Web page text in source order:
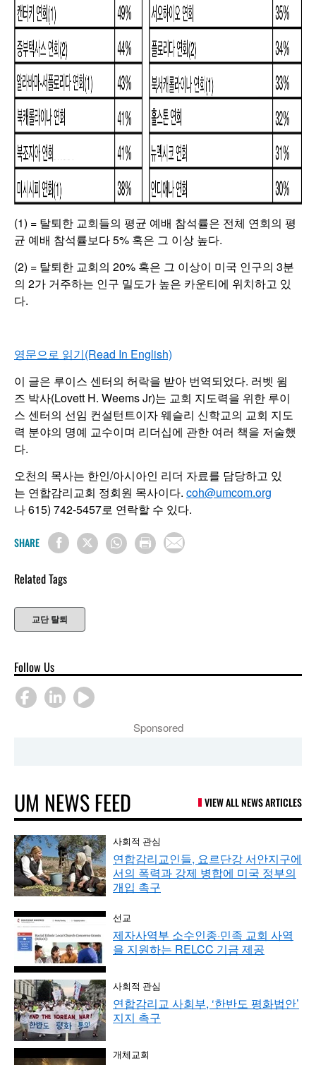
(1) = 탈퇴한 교회들의 평균 예배 참석률은 전체 연회의 평
균 예배 참석률보다 5% 혹은 그 이상 높다.
(2) = 탈퇴한 교회의 20% 혹은 그 이상이 미국 인구의 3분
의 2가 거주하는 인구 밀도가 높은 카운티에 위치하고 있
다.
영문으로 읽기(Read In English)
이 글은 루이스 센터의 허락을 받아 번역되었다. 러벳 윔
즈 박사(Lovett H. Weems Jr)는 교회 지도력을 위한 루이
스 센터의 선임 컨설턴트이자 웨슬리 신학교의 교회 지도
력 분야의 명예 교수이며 리더십에 관한 여러 책을 저술했
다.
오천의 목사는 한인/아시아인 리더 자료를 담당하고 있
는 연합감리교회 정회원 목사이다. coh@umcom.org
나 615) 742-5457로 연락할 수 있다.
SHARE
Related Tags
교단 탈퇴
Follow Us
Sponsored
UM NEWS FEED VIEW ALL NEWS ARTICLES
사회적 관심
연합감리교인들, 요르단강 서안지구에
서의 폭력과 강제 병합에 미국 정부의
개입 촉구
선교
제자사역부 소수인종·민족 교회 사역
을 지원하는 RELCC 기금 제공
사회적 관심
연합감리교 사회부, ‘한반도 평화법안’
지지 촉구
개체교회